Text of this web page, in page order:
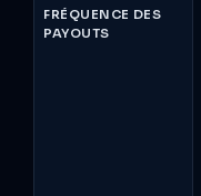
FRÉQUENCE DES
PAYOUTS